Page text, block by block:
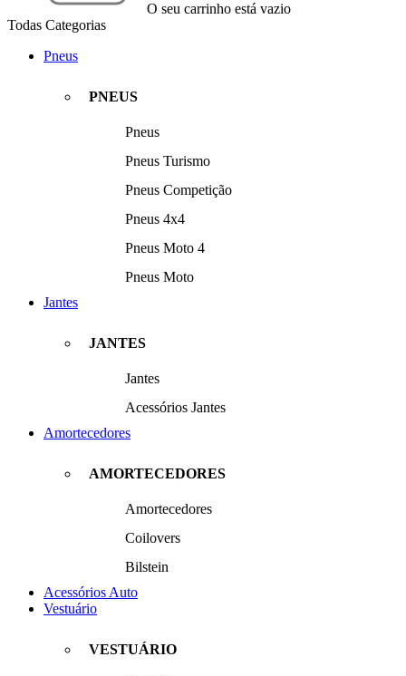
O seu carrinho está vazio
Todas Categorias
Pneus
PNEUS
Pneus
Pneus Turismo
Pneus Competição
Pneus 4x4
Pneus Moto 4
Pneus Moto
Jantes
JANTES
Jantes
Acessórios Jantes
Amortecedores
AMORTECEDORES
Amortecedores
Coilovers
Bilstein
Acessórios Auto
Vestuário
VESTUÁRIO